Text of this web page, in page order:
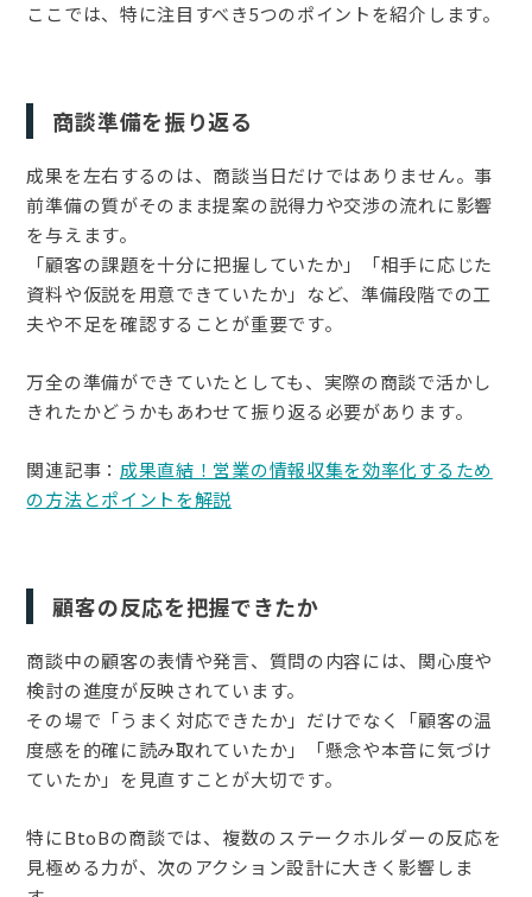
ここでは、特に注目すべき5つのポイントを紹介します。
商談準備を振り返る
成果を左右するのは、商談当日だけではありません。事
前準備の質がそのまま提案の説得力や交渉の流れに影響
を与えます。
「顧客の課題を十分に把握していたか」「相手に応じた
資料や仮説を用意できていたか」など、準備段階での工
夫や不足を確認することが重要です。
万全の準備ができていたとしても、実際の商談で活かし
きれたかどうかもあわせて振り返る必要があります。
関連記事： 成果直結！営業の情報収集を効率化するため
の方法とポイントを解説
顧客の反応を把握できたか
商談中の顧客の表情や発言、質問の内容には、関心度や
検討の進度が反映されています。
その場で「うまく対応できたか」だけでなく「顧客の温
度感を的確に読み取れていたか」「懸念や本音に気づけ
ていたか」を見直すことが大切です。
特にBtoBの商談では、複数のステークホルダーの反応を
見極める力が、次のアクション設計に大きく影響しま